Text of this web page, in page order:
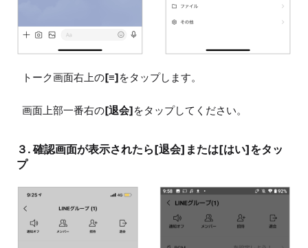
トーク画面右上の[≡]をタップします。
画面上部一番右の[退会]をタップしてください。
３. 確認画面が表示されたら[退会]または[はい]をタッ
プ